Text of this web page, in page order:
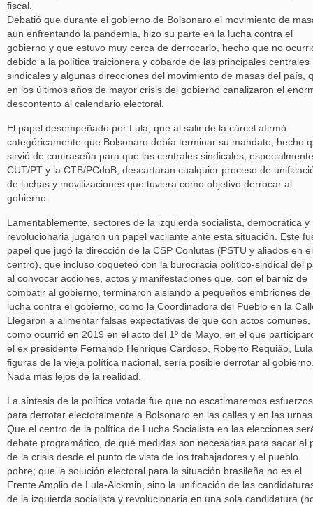
fiscal.
Debatió que durante el gobierno de Bolsonaro el movimiento de
aun enfrentando la pandemia, hizo su parte en la lucha contra el
gobierno y que estuvo muy cerca de derrocarlo, hecho que no
debido a la política traicionera y cobarde de las principales centrales
sindicales y algunas direcciones del movimiento de masas del país,
en los últimos años de mayor crisis del gobierno canalizaron el
descontento al calendario electoral.
El papel desempeñado por Lula, que al salir de la cárcel afirmó
categóricamente que Bolsonaro debía terminar su mandato, hecho
sirvió de contraseña para que las centrales sindicales,
CUT/PT y la CTB/PCdoB, descartaran cualquier proceso de
de luchas y movilizaciones que tuviera como objetivo derrocar al
gobierno.
Lamentablemente, sectores de la izquierda socialista, democrática y
revolucionaria jugaron un papel vacilante ante esta situación. Este
papel que jugó la dirección de la CSP Conlutas (PSTU y aliados en el
centro), que incluso coqueteó con la burocracia político-sindical del
al convocar acciones, actos y manifestaciones que, con el barniz de
combatir al gobierno, terminaron aislando a pequeños embriones de
lucha contra el gobierno, como la Coordinadora del Pueblo en la
Llegaron a alimentar falsas expectativas de que con actos comunes,
como ocurrió en 2019 en el acto del 1º de Mayo, en el que
el ex presidente Fernando Henrique Cardoso, Roberto Requião,
figuras de la vieja política nacional, sería posible derrotar al
Nada más lejos de la realidad.
La síntesis de la política votada fue que no escatimaremos esfuerzos
para derrotar electoralmente a Bolsonaro en las calles y en las
Que el centro de la política de Lucha Socialista en las elecciones
debate programático, de qué medidas son necesarias para sacar al
de la crisis desde el punto de vista de los trabajadores y el pueblo
pobre; que la solución electoral para la situación brasileña no es el
Frente Amplio de Lula-Alckmin, sino la unificación de las
de la izquierda socialista y revolucionaria en una sola candidatura